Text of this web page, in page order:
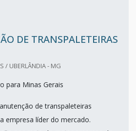
DE TRANSPALETEIRAS
/ UBERLÂNDIA - MG
para Minas Gerais
de transpaleteiras
empresa líder do mercado.